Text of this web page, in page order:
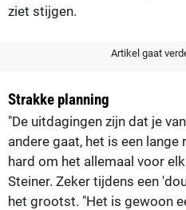
ziet stijgen.
Artikel gaat
Strakke planning
"De uitdagingen zijn dat je
andere gaat, het is een
hard om het allemaal voor
Steiner. Zeker tijdens een
het grootst. "Het is gewoon